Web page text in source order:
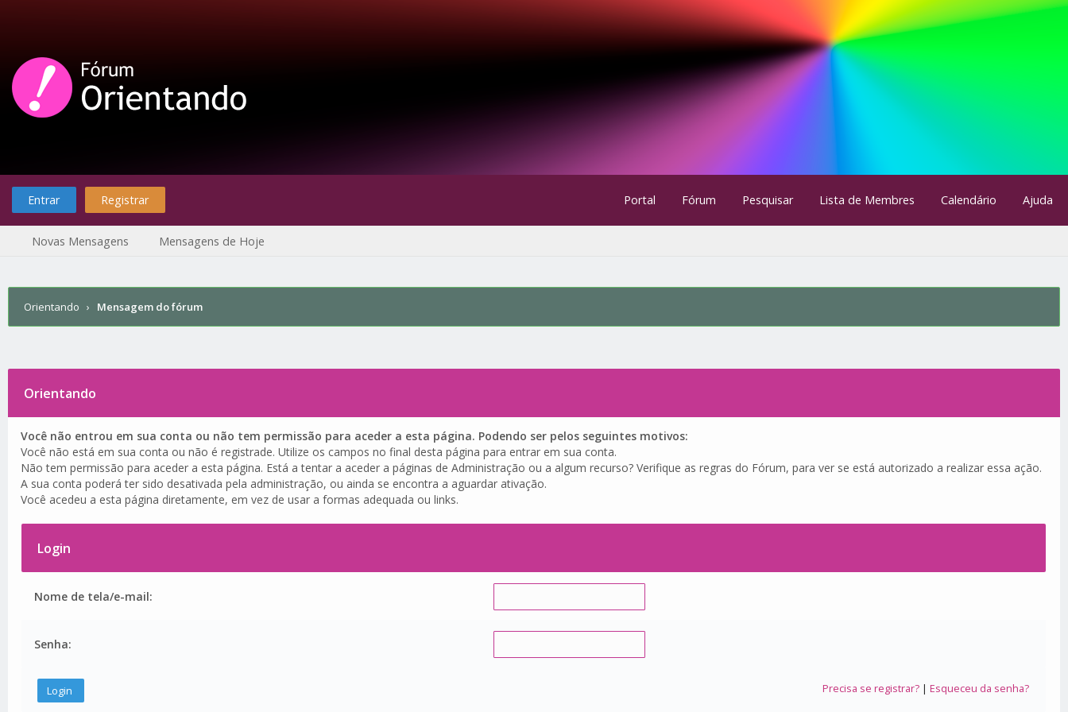
Entrar Registrar Portal Fórum Pesquisar Lista de Membres Calendário Ajuda
Novas Mensagens Mensagens de Hoje
Orientando › Mensagem do fórum
Orientando
Você não entrou em sua conta ou não tem permissão para aceder a esta página. Podendo ser pelos seguintes motivos:
Você não está em sua conta ou não é registrade. Utilize os campos no final desta página para entrar em sua conta.
Não tem permissão para aceder a esta página. Está a tentar a aceder a páginas de Administração ou a algum recurso? Verifique as regras do Fórum, para ver se está autorizado a realizar essa ação.
A sua conta poderá ter sido desativada pela administração, ou ainda se encontra a aguardar ativação.
Você acedeu a esta página diretamente, em vez de usar a formas adequada ou links.
Login
Nome de tela/e-mail:
Senha:
Precisa se registrar?| Esqueceu da senha?